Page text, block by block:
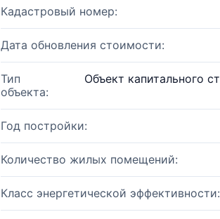
Кадастровый номер:
Дата обновления стоимости:
Тип
объекта:
Объект капитального
Год постройки:
Количество жилых помещений:
Класс энергетической эффективности: